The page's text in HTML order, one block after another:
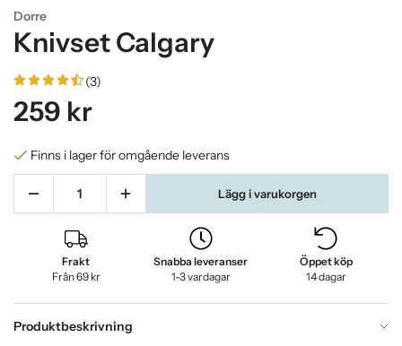
Dorre
Knivset Calgary
(3)
259 kr
Finns i lager för omgående leverans
Lägg i varukorgen
Frakt
Från 69 kr
Snabba leveranser
1-3 vardagar
Öppet köp
14 dagar
Produktbeskrivning